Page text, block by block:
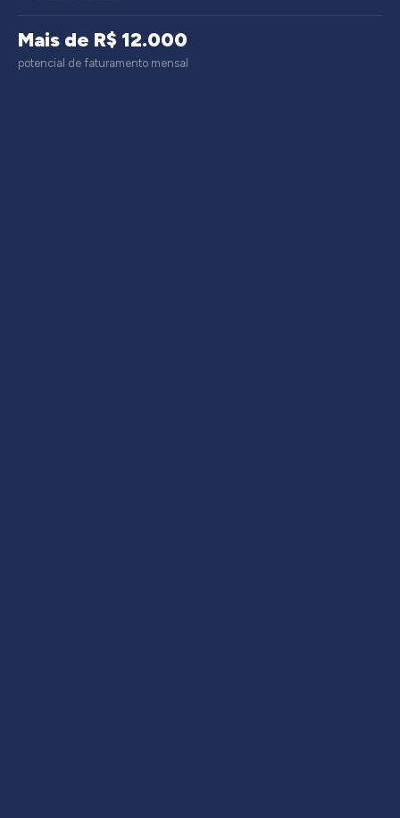
Mais de R$ 12.000
potencial de faturamento mensal